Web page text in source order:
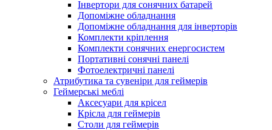
Інвертори для сонячних батарей
Допоміжне обладнання
Допоміжне обладнання для інверторів
Комплекти кріплення
Комплекти сонячних енергосистем
Портативні сонячні панелі
Фотоелектричні панелі
Атрибутика та сувеніри для геймерів
Геймерські меблі
Аксесуари для крісел
Крісла для геймерів
Столи для геймерів